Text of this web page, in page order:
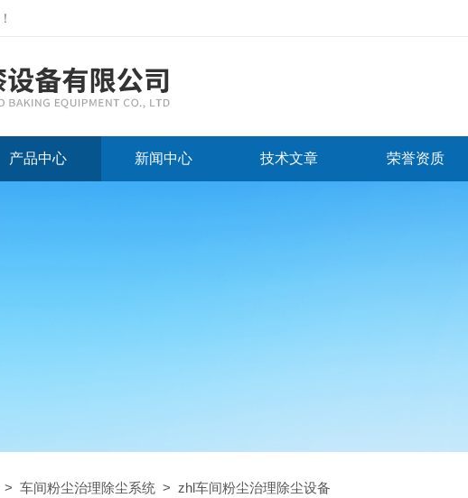
！
产品中心 新闻中心 技术文章 荣誉资质
> 车间粉尘治理除尘系统 > zhl车间粉尘治理除尘设备